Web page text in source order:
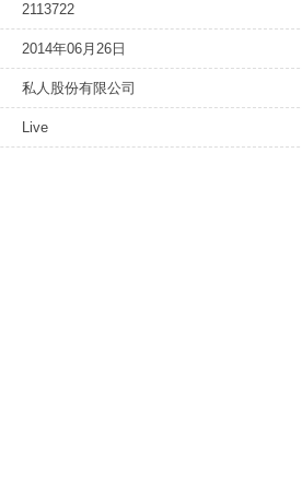
2113722
2014年06月26日
私人股份有限公司
Live